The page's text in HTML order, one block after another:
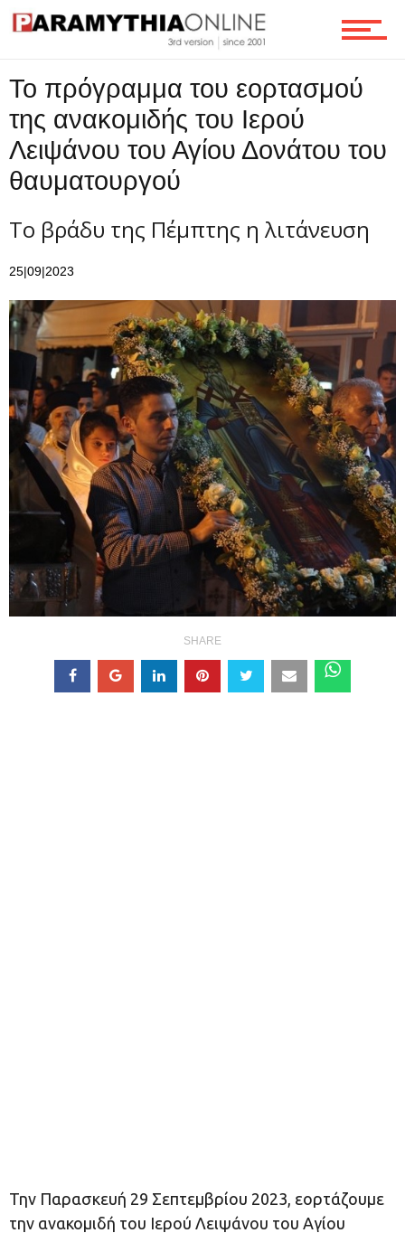
Ροή
Επικοινωνία
Το πρόγραμμα του εορτασμού
της ανακομιδής του Ιερού
Λειψάνου του Αγίου Δονάτου του
θαυματουργού
Το βράδυ της Πέμπτης η λιτάνευση
25|09|2023
SHARE
Την Παρασκευή 29 Σεπτεμβρίου 2023, εορτάζουμε
την ανακομιδή του Ιερού Λειψάνου του Αγίου